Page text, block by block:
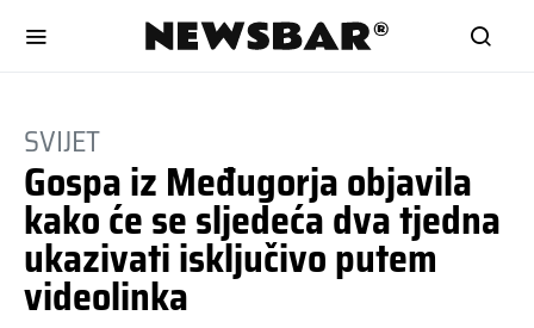
SVIJET
Gospa iz Međugorja objavila
kako će se sljedeća dva tjedna
ukazivati isključivo putem
videolinka